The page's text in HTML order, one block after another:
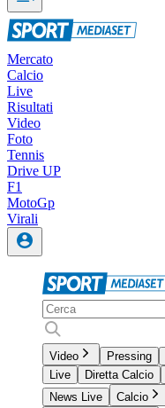
Mercato
Calcio
Live
Risultati
Video
Foto
Tennis
Drive UP
F1
MotoGp
Virali
Video Pressing
Live
Diretta Calcio
News Live
Calcio